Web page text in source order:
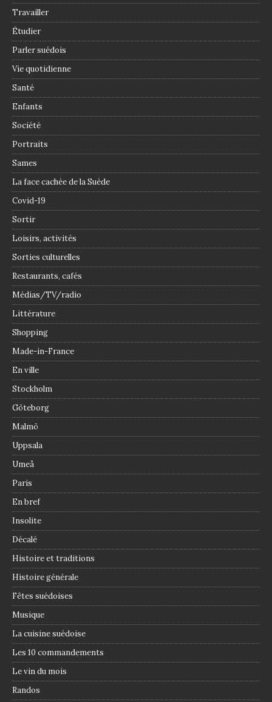
Travailler
Étudier
Parler suédois
Vie quotidienne
Santé
Enfants
Société
Portraits
Sames
La face cachée de la Suède
Covid-19
Sortir
Loisirs, activités
Sorties culturelles
Restaurants, cafés
Médias/TV/radio
Littérature
Shopping
Made-in-France
En ville
Stockholm
Göteborg
Malmö
Uppsala
Umeå
Paris
En bref
Insolite
Décalé
Histoire et traditions
Histoire générale
Fêtes suédoises
Musique
La cuisine suédoise
Les 10 commandements
Le vin du mois
Randos